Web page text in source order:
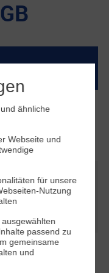
& in alle
s
für Tarife
Laufzeit
ähnliche
Webseite und
für unsere
Nutzung
passend zu
gemeinsame
und